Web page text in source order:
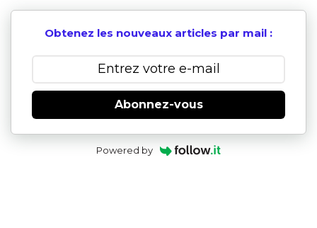
Obtenez les nouveaux articles par mail :
Abonnez-vous
Powered by